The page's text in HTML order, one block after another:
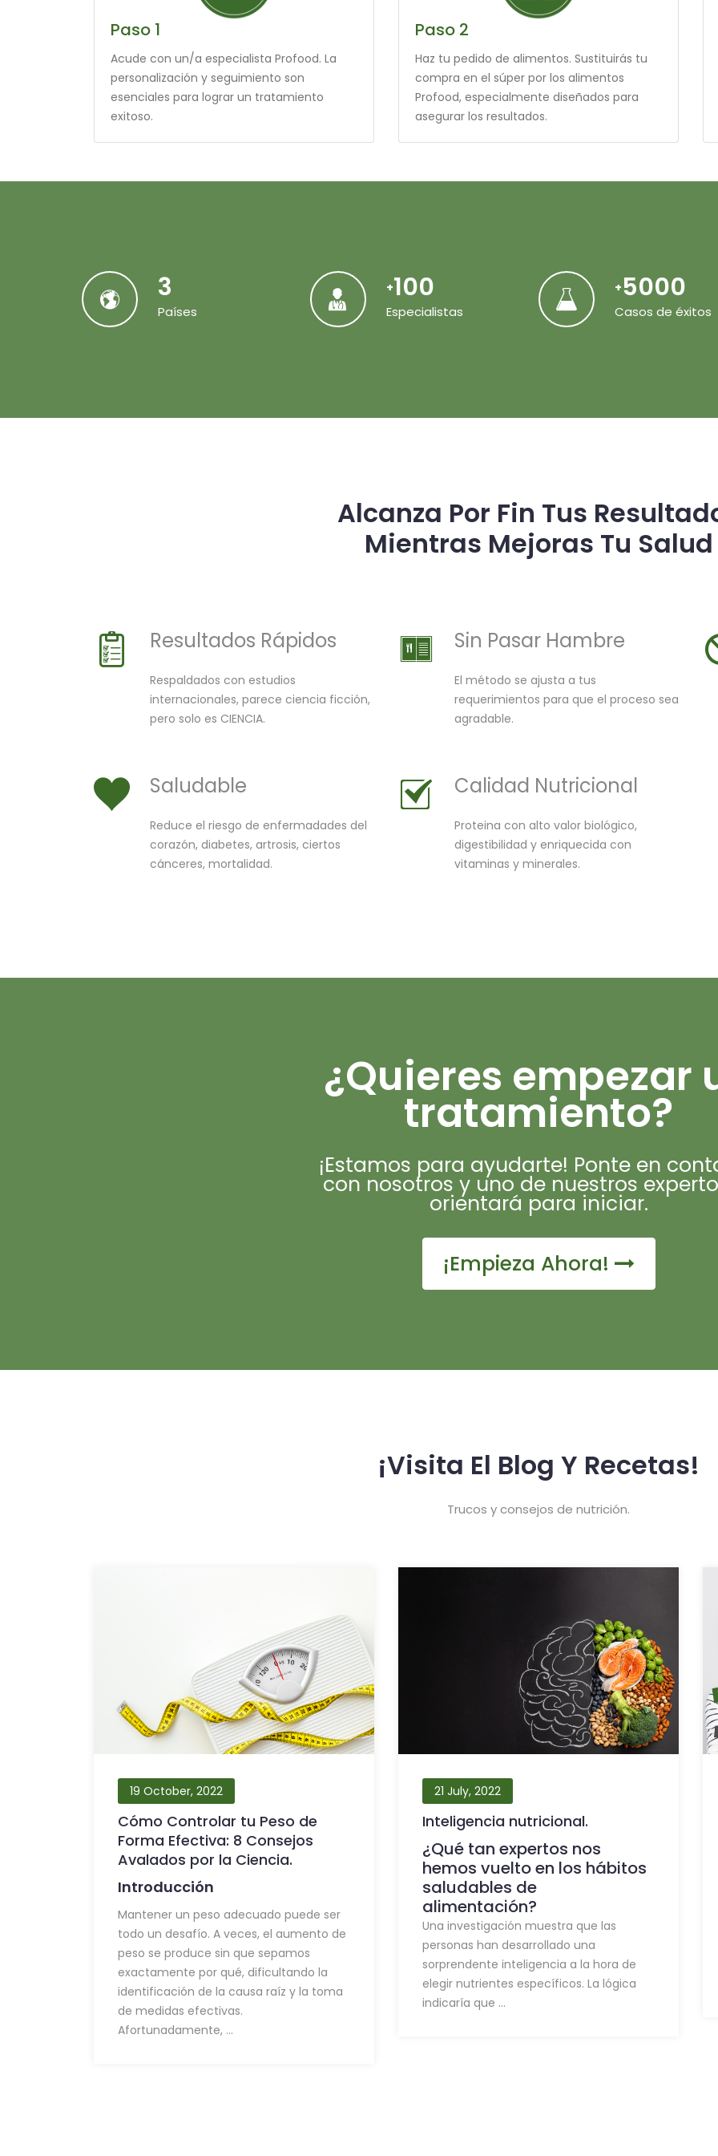
Paso 1
Acude con un/a especialista Profood. La
personalización y seguimiento son
esenciales para lograr un tratamiento
exitoso.
Paso 2
Haz tu pedido de alimentos. Sustituirás tu
compra en el súper por los alimentos
Profood, especialmente diseñados para
asegurar los resultados.
3
Países
+100
Especialistas
+5000
Casos de éxitos
Alcanza Por Fin Tus
Mientras Mejoras Tu Salud
Resultados Rápidos
Respaldados con estudios
internacionales, parece ciencia ficción,
pero solo es CIENCIA.
Sin Pasar Hambre
El método se ajusta a tus
requerimientos para que el proceso sea
agradable.
Saludable
Reduce el riesgo de enfermadades del
corazón, diabetes, artrosis, ciertos
cánceres, mortalidad.
Calidad Nutricional
Proteina con alto valor biológico,
digestibilidad y enriquecida con
vitaminas y minerales.
¿Quieres empezar
tratamiento?
¡Estamos para ayudarte! Ponte en
con nosotros y uno de nuestros
orientará para iniciar.
¡Empieza Ahora!
¡Visita El Blog Y Recetas!
Trucos y consejos de nutrición.
19 October, 2022
Cómo Controlar tu Peso de
Forma Efectiva: 8 Consejos
Avalados por la Ciencia.
Introducción
Mantener un peso adecuado puede ser
todo un desafío. A veces, el aumento de
peso se produce sin que sepamos
exactamente por qué, dificultando la
identificación de la causa raíz y la toma
de medidas efectivas.
Afortunadamente, ...
21 July, 2022
Inteligencia nutricional.
¿Qué tan expertos nos
hemos vuelto en los hábitos
saludables de
alimentación?
Una investigación muestra que las
personas han desarrollado una
sorprendente inteligencia a la hora de
elegir nutrientes específicos. La lógica
indicaría que ...